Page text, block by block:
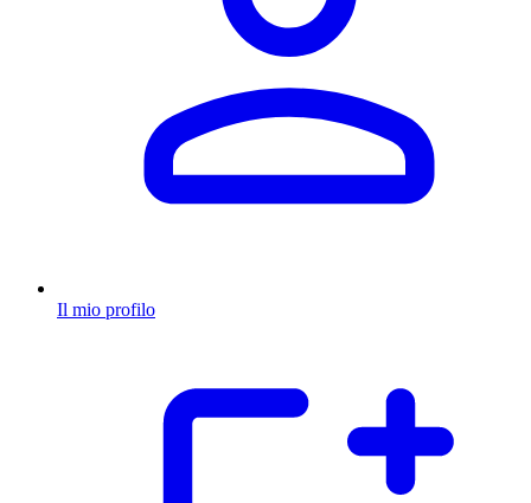
Il mio profilo